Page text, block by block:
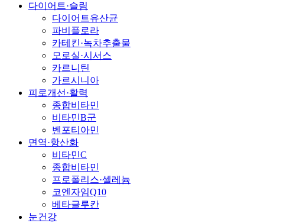
다이어트·슬림
다이어트유산균
파비플로라
카테킨·녹차추출물
모로실·시서스
카르니틴
가르시니아
피로개선·활력
종합비타민
비타민B군
벤포티아민
면역·항산화
비타민C
종합비타민
프로폴리스·셀레늄
코엔자임Q10
베타글루칸
눈건강